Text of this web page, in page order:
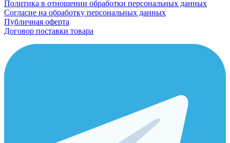
Политика в отношении обработки персональных данных
Согласие на обработку персональных данных
Публичная оферта
Договор поставки товара